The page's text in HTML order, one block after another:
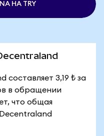
НА TRY
Decentraland
3,19 ₺ за
в обращении
что общая